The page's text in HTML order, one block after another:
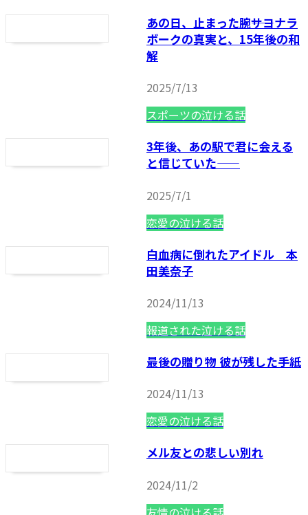
あの日、止まった腕――サヨナラ
ボークの真実と、15年後の和
解
2025/7/13
スポーツの泣ける話
3年後、あの駅で君に会える
と信じていた——
2025/7/1
恋愛の泣ける話
白血病に倒れたアイドル 本
田美奈子
2024/11/13
報道された泣ける話
最後の贈り物 彼が残した手紙
2024/11/13
恋愛の泣ける話
メル友との悲しい別れ
2024/11/2